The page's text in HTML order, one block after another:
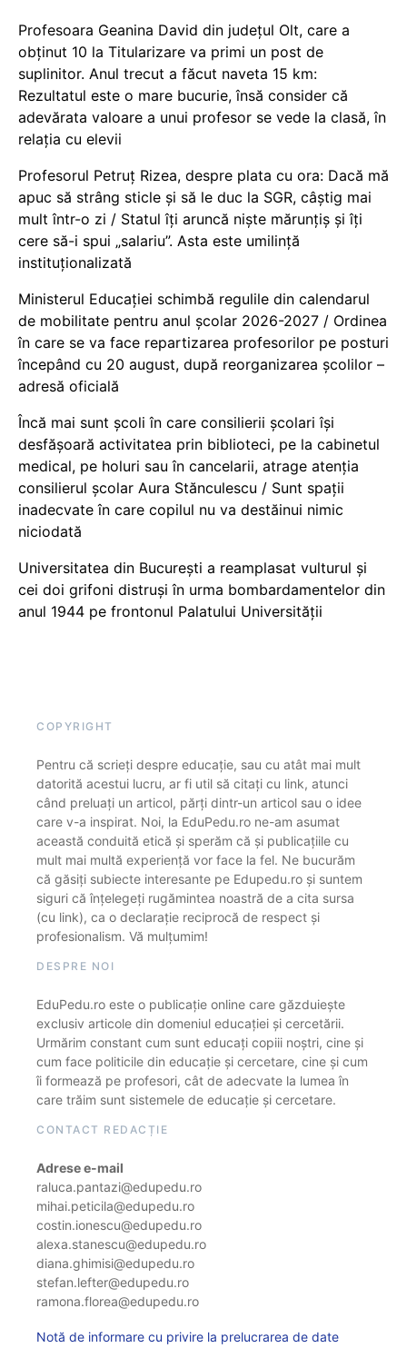
Profesoara Geanina David din județul Olt, care a
obținut 10 la Titularizare va primi un post de
suplinitor. Anul trecut a făcut naveta 15 km:
Rezultatul este o mare bucurie, însă consider că
adevărata valoare a unui profesor se vede la clasă, în
relația cu elevii
Profesorul Petruț Rizea, despre plata cu ora: Dacă mă
apuc să strâng sticle și să le duc la SGR, câștig mai
mult într-o zi / Statul îți aruncă niște mărunțiș și îți
cere să-i spui „salariu”. Asta este umilință
instituționalizată
Ministerul Educației schimbă regulile din calendarul
de mobilitate pentru anul școlar 2026-2027 / Ordinea
în care se va face repartizarea profesorilor pe posturi
începând cu 20 august, după reorganizarea școlilor –
adresă oficială
Încă mai sunt școli în care consilierii școlari își
desfășoară activitatea prin biblioteci, pe la cabinetul
medical, pe holuri sau în cancelarii, atrage atenția
consilierul școlar Aura Stănculescu / Sunt spații
inadecvate în care copilul nu va destăinui nimic
niciodată
Universitatea din București a reamplasat vulturul și
cei doi grifoni distruși în urma bombardamentelor din
anul 1944 pe frontonul Palatului Universității
COPYRIGHT
Pentru că scrieți despre educație, sau cu atât mai mult
datorită acestui lucru, ar fi util să citați cu link, atunci
când preluați un articol, părți dintr-un articol sau o idee
care v-a inspirat. Noi, la EduPedu.ro ne-am asumat
această conduită etică și sperăm că și publicațiile cu
mult mai multă experiență vor face la fel. Ne bucurăm
că găsiți subiecte interesante pe Edupedu.ro și suntem
siguri că înțelegeți rugămintea noastră de a cita sursa
(cu link), ca o declarație reciprocă de respect și
profesionalism. Vă mulțumim!
DESPRE NOI
EduPedu.ro este o publicație online care găzduiește
exclusiv articole din domeniul educației și cercetării.
Urmărim constant cum sunt educați copiii noștri, cine și
cum face politicile din educație și cercetare, cine și cum
îi formează pe profesori, cât de adecvate la lumea în
care trăim sunt sistemele de educație și cercetare.
CONTACT REDACȚIE
Adrese e-mail
raluca.pantazi@edupedu.ro
mihai.peticila@edupedu.ro
costin.ionescu@edupedu.ro
alexa.stanescu@edupedu.ro
diana.ghimisi@edupedu.ro
stefan.lefter@edupedu.ro
ramona.florea@edupedu.ro
Notă de informare cu privire la prelucrarea de date